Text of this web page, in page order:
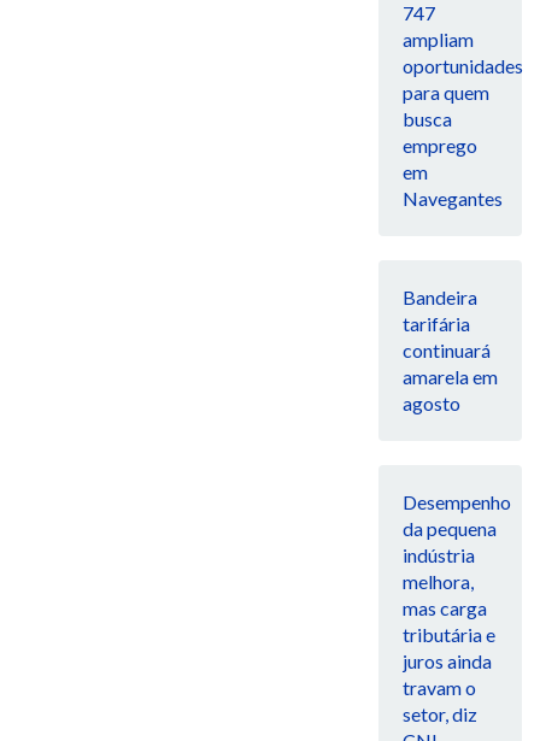
747
ampliam
oportunidades
para quem
busca
emprego
em
Navegantes
Bandeira
tarifária
continuará
amarela em
agosto
Desempenho
da pequena
indústria
melhora,
mas carga
tributária e
juros ainda
travam o
setor, diz